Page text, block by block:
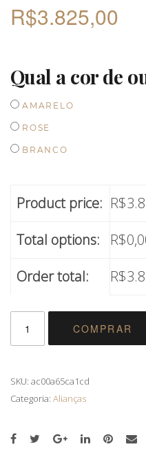
R$3.825,00
Qual a cor de
AMARELO
ROSE
BRANCO
Product price: R$
Total options:
R$
Order total:
R$
ALIANÇAS
8,5
DE
18K
COMPRAR
SKU: ac00a65ca1cd
Categoria: Alianças